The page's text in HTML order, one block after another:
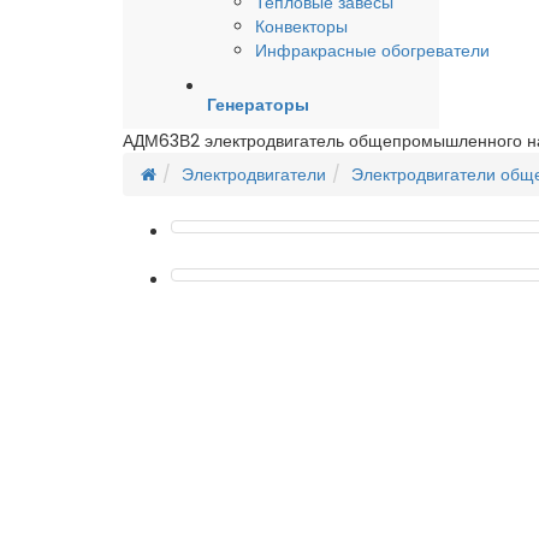
Конвекторы
Инфракрасные обогреватели
Генераторы
АДМ63В2 электродвигатель общепромышленного
Электродвигатели
Электродвигатели